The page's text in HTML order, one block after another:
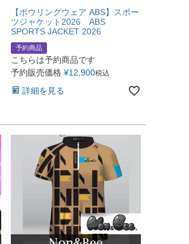
【ボウリングウェア ABS】スポー
ツジャケット2026 ABS
SPORTS JACKET 2026
予約商品
こちらは予約商品です
予約販売価格 ¥12,900税込
詳細を見る